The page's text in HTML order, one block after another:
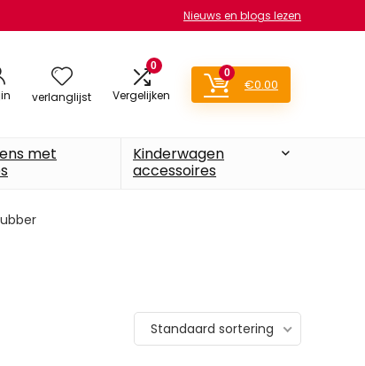
Nieuws en blogs lezen
verlanglijst
0
Vergelijken
0
€0.00
met
Kinderwagen
accessoires
Standaard sortering